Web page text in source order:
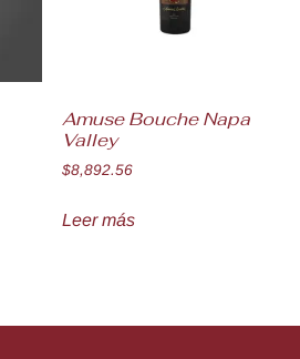
Amuse Bouche Napa
Valley
$8,892.56
Leer más